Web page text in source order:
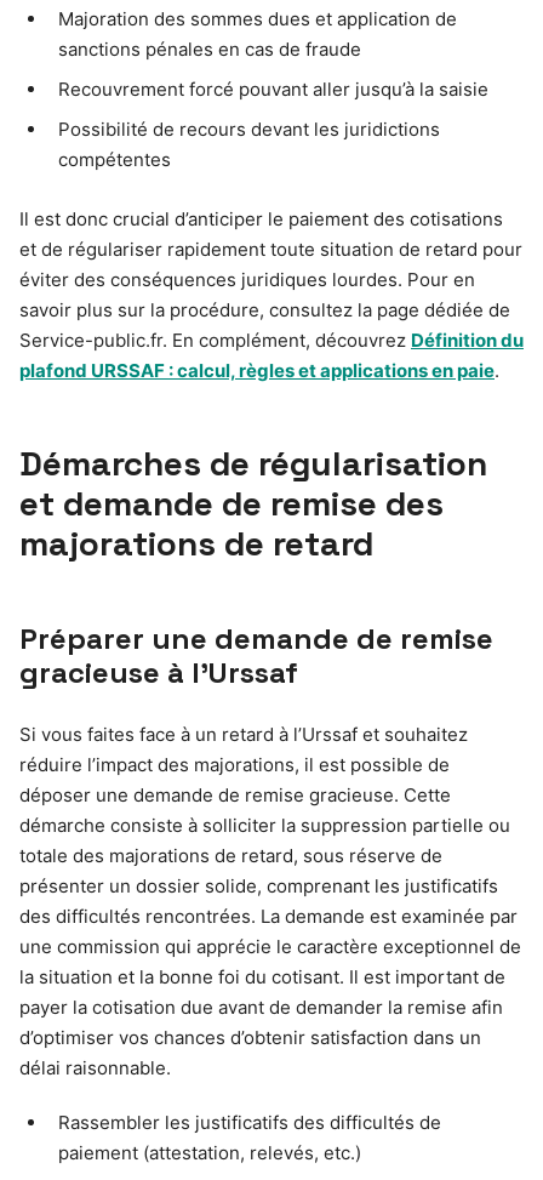
Majoration des sommes dues et application de
sanctions pénales en cas de fraude
Recouvrement forcé pouvant aller jusqu’à la saisie
Possibilité de recours devant les juridictions
compétentes
Il est donc crucial d’anticiper le paiement des cotisations
et de régulariser rapidement toute situation de retard pour
éviter des conséquences juridiques lourdes. Pour en
savoir plus sur la procédure, consultez la page dédiée de
Service-public.fr. En complément, découvrez Définition du
plafond URSSAF : calcul, règles et applications en paie.
Démarches de régularisation
et demande de remise des
majorations de retard
Préparer une demande de remise
gracieuse à l’Urssaf
Si vous faites face à un retard à l’Urssaf et souhaitez
réduire l’impact des majorations, il est possible de
déposer une demande de remise gracieuse. Cette
démarche consiste à solliciter la suppression partielle ou
totale des majorations de retard, sous réserve de
présenter un dossier solide, comprenant les justificatifs
des difficultés rencontrées. La demande est examinée par
une commission qui apprécie le caractère exceptionnel de
la situation et la bonne foi du cotisant. Il est important de
payer la cotisation due avant de demander la remise afin
d’optimiser vos chances d’obtenir satisfaction dans un
délai raisonnable.
Rassembler les justificatifs des difficultés de
paiement (attestation, relevés, etc.)